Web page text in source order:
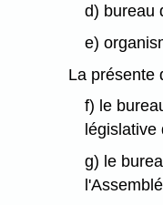
d) bureau
e)
La présente
f) le
g) le